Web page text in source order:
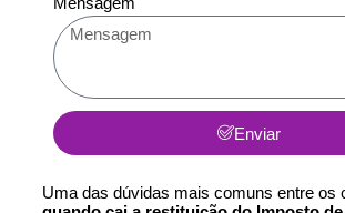
Uma das dúvidas mais comuns entre os
Enviar